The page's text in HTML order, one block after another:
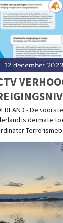
12 december
3 NAAR 4
- De
is dermate